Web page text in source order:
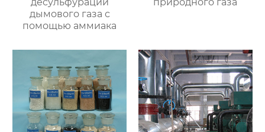
дымового газа с
помощью аммиака